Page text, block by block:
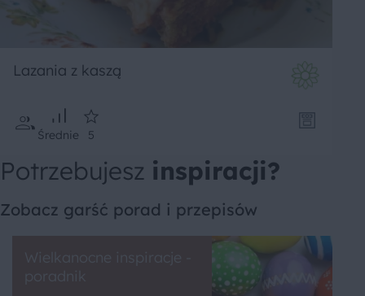
Lazania z kaszą
Średnie 5
Potrzebujesz inspiracji?
Zobacz garść porad i przepisów
Wielkanocne inspiracje -
poradnik